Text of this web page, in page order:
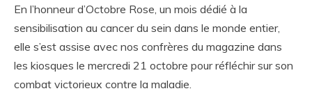
En l’honneur d’Octobre Rose, un mois dédié à la
sensibilisation au cancer du sein dans le monde entier,
elle s’est assise avec nos confrères du magazine dans
les kiosques le mercredi 21 octobre pour réfléchir sur son
combat victorieux contre la maladie.